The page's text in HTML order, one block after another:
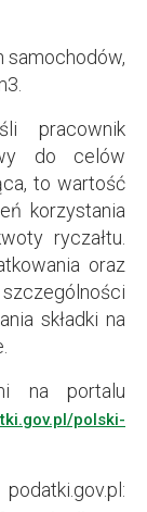
samochodów,
pracownik
do celów
to wartość
korzystania
ryczałtu.
oraz
składki na
na portalu
polski-